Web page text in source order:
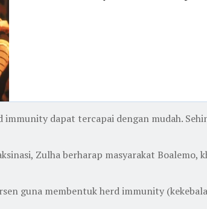
immunity dapat tercapai dengan mudah.
Zulha berharap masyarakat
guna membentuk herd immunity